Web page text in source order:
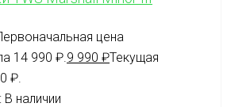
цена
14 990 ₽.9 990 ₽Текущая
₽.
В наличии